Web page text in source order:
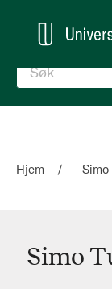
Hjem Simo
Simo